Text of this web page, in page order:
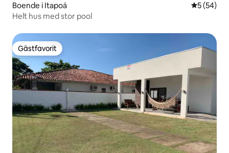
Boende i Itapoá 5 av 5 i
5 (54)
Helt hus med stor pool
Gästfavorit
Gästfavorit